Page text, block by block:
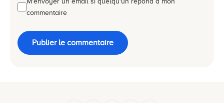
commentaire
Publier le commentaire